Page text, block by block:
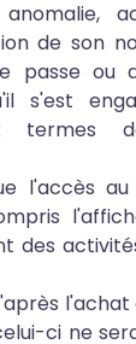
de son
passe ou
s'est
termes
l'accès
des
ci ne